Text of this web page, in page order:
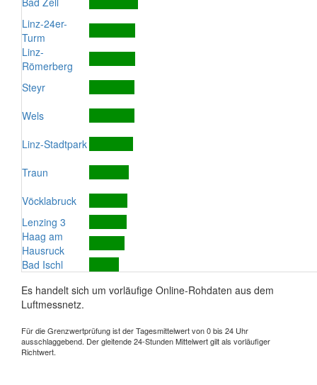
Linz-24er-
Turm
Linz-
Römerberg
Steyr
Wels
Linz-Stadtpark
Traun
Vöcklabruck
Lenzing 3
Haag am
Hausruck
Bad Ischl
Es handelt sich um vorläufige Online-Rohdaten aus dem
Luftmessnetz.
Für die Grenzwertprüfung ist der Tagesmittelwert von 0 bis 24 Uhr
ausschlaggebend. Der gleitende 24-Stunden Mittelwert gilt als vorläufiger
Richtwert.